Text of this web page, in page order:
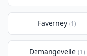
Faverney (1)
Demangevelle (1)